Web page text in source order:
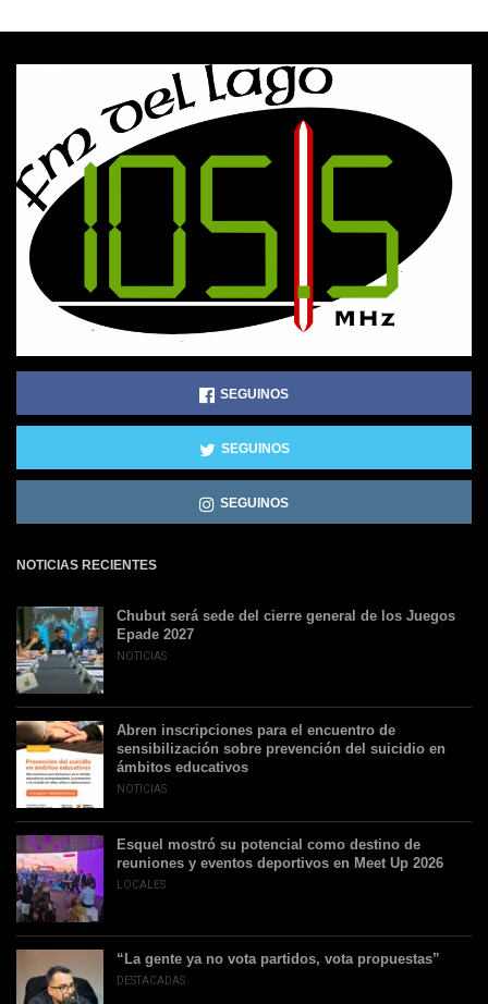
SEGUINOS
SEGUINOS
SEGUINOS
NOTICIAS RECIENTES
Chubut será sede del cierre general de los Juegos
Epade 2027
NOTICIAS
Abren inscripciones para el encuentro de
sensibilización sobre prevención del suicidio en
ámbitos educativos
NOTICIAS
Esquel mostró su potencial como destino de
reuniones y eventos deportivos en Meet Up 2026
LOCALES
“La gente ya no vota partidos, vota propuestas”
DESTACADAS